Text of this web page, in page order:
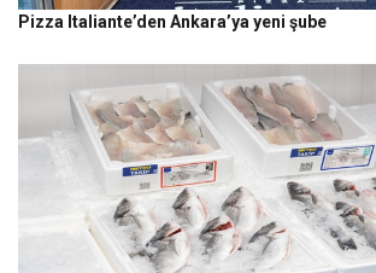
Pizza Italiante’den Ankara’ya yeni şube